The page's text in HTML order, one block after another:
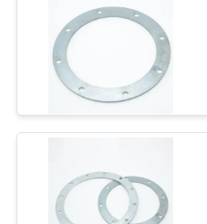
НАС
ЭКСКУРСИЯ
ЗАВОДУ